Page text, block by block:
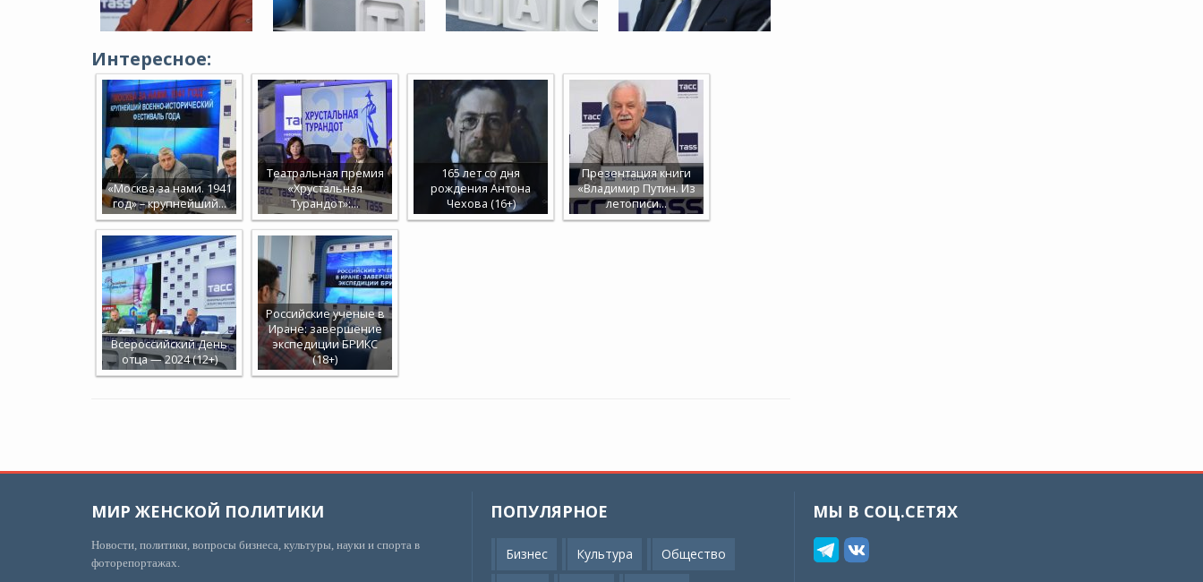
Интересное:
«Москва за нами. 1941
год» – крупнейший…
Театральная премия
«Хрустальная
Турандот»:…
165 лет со дня
рождения Антона
Чехова (16+)
Презентация книги
«Владимир Путин. Из
летописи…
Всероссийский День
отца — 2024 (12+)
Российские ученые в
Иране: завершение
экспедиции БРИКС
(18+)
МИР ЖЕНСКОЙ ПОЛИТИКИ
Новости, политики, вопросы бизнеса, культуры, науки и спорта в
фоторепортажах.
ПОПУЛЯРНОЕ
Бизнес Культура Общество
МЫ В СОЦ.СЕТЯХ